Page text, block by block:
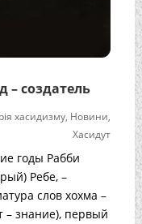
создатель
хасидизму, Новини,
Хасидут
годы Рабби
Ребе, –
слов хохма –
– знание), первый